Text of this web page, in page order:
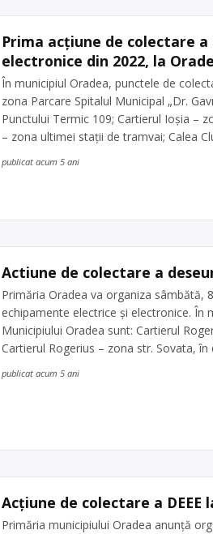
Prima acţiune de colectare
electronice din 2022, la
În municipiul Oradea, punctele de
zona Parcare Spitalul Municipal „Dr.
Punctului Termic 109; Cartierul Ioşia –
– zona ultimei staţii de tramvai; Calea
publicat acum 5 ani
Actiune de colectare a
Primăria Oradea va organiza sâmbătă,
echipamente electrice şi electronice. În
Municipiului Oradea sunt: Cartierul
Cartierul Rogerius – zona str. Sovata,
publicat acum 5 ani
Acțiune de colectare a DEEE
Primăria municipiului Oradea anunţă